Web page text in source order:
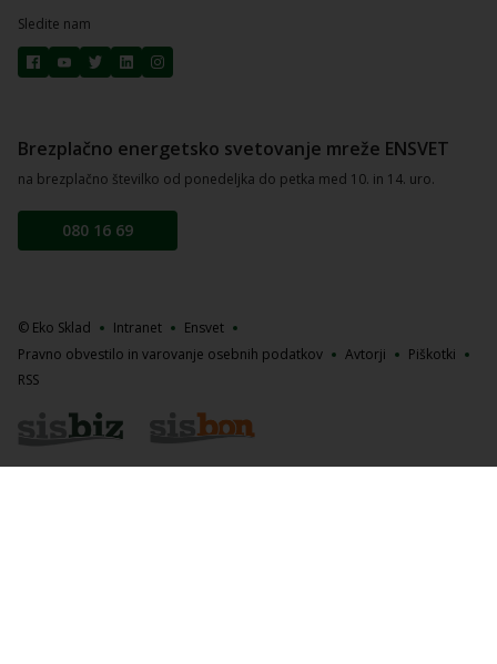
Sledite nam
Brezplačno energetsko svetovanje mreže ENSVET
na brezplačno številko od ponedeljka do petka med 10. in 14. uro.
080 16 69
© Eko Sklad Intranet
Ensvet
Pravno obvestilo in varovanje osebnih podatkov
Avtorji
Piškotki
RSS